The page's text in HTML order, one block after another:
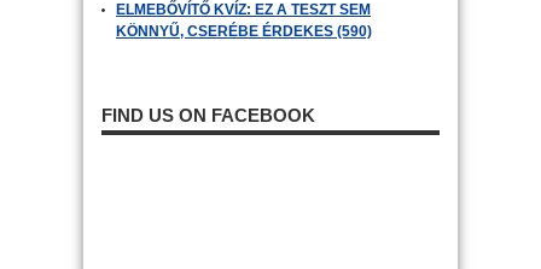
ELMEBŐVÍTŐ KVÍZ: EZ A TESZT SEM
KÖNNYŰ, CSERÉBE ÉRDEKES (590)
FIND US ON FACEBOOK